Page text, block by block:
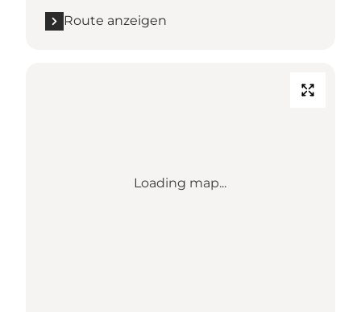
Route anzeigen
Loading map...